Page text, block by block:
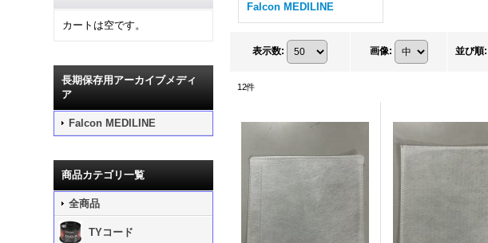
カートは空です。
長期保存用アーカイブメディ
ア
Falcon MEDILINE
商品カテゴリ一覧
全商品
TYコード
Falcon MEDILINE
表示数: 画像: 並び順:
12件